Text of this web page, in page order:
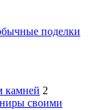
поделки
камней 2
своими